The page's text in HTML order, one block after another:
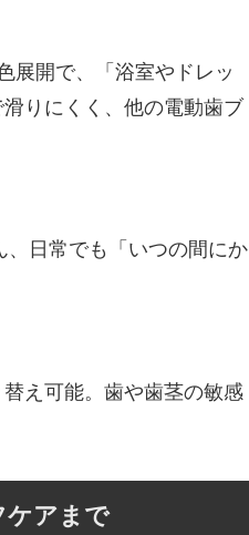
展開で、「浴室やドレッ
りにくく、他の電動歯ブ
日常でも「いつの間にか
え可能。歯や歯茎の敏感
ケアまで